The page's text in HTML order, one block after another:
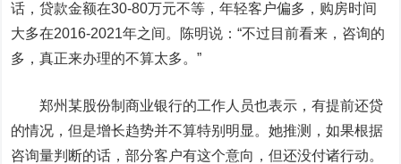
话，贷款金额在30-80万元不等，年轻客户偏多，购房时间
大多在2016-2021年之间。陈明说：“不过目前看来，咨询的
多，真正来办理的不算太多。”
郑州某股份制商业银行的工作人员也表示，有提前还贷
的情况，但是增长趋势并不算特别明显。她推测，如果根据
咨询量判断的话，部分客户有这个意向，但还没付诸行动。